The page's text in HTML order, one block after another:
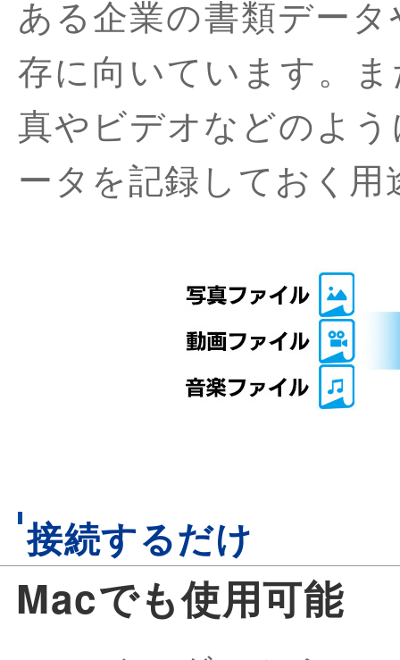
ある企業の書類デー
存に向いています。
真やビデオなどのよ
ータを記録しておく
接続するだけ
Macでも使用可能